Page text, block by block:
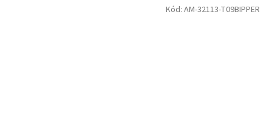
Kód: AM-32113-T09BIPPER